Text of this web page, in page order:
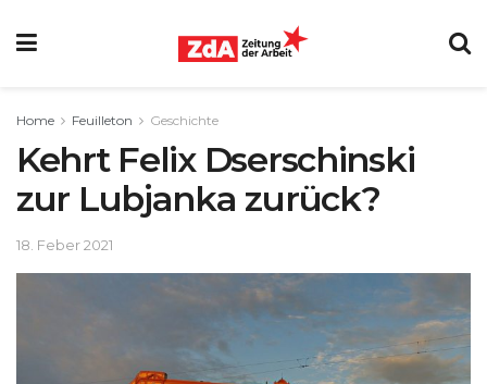
Home Feuilleton Geschichte
Kehrt Felix Dserschinski
zur Lubjanka zurück?
18. Feber 2021